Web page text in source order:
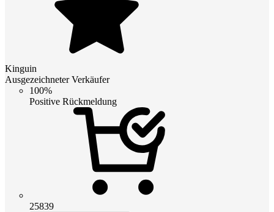
Kinguin
Ausgezeichneter Verkäufer
100%
Positive Rückmeldung
25839